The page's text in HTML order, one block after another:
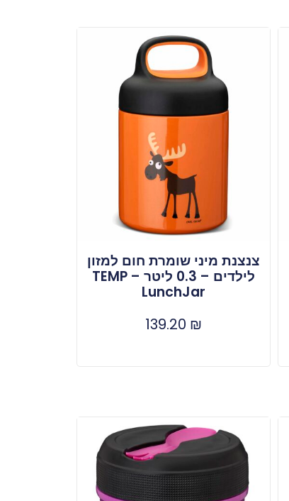
צנצנת מיני שומרת חום למזון
לילדים – 0.3 ליטר – TEMP
LunchJar
139.20 ₪